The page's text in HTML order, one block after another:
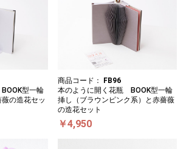
型一輪
の造花セッ
商品コード：
FB96
本のように開く花瓶 BOOK型一輪
挿し（ブラウンピンク系）と赤薔薇
の造花セット
￥4,950